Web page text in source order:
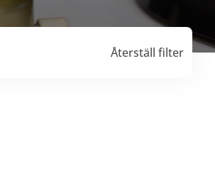
Återställ filter